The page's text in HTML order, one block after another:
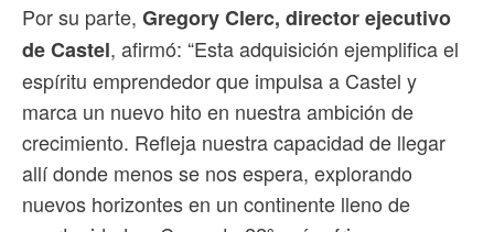
Por su parte, Gregory Clerc, director ejecutivo
de Castel, afirmó: “Esta adquisición ejemplifica el
espíritu emprendedor que impulsa a Castel y
marca un nuevo hito en nuestra ambición de
crecimiento. Refleja nuestra capacidad de llegar
allí donde menos se nos espera, explorando
nuevos horizontes en un continente lleno de